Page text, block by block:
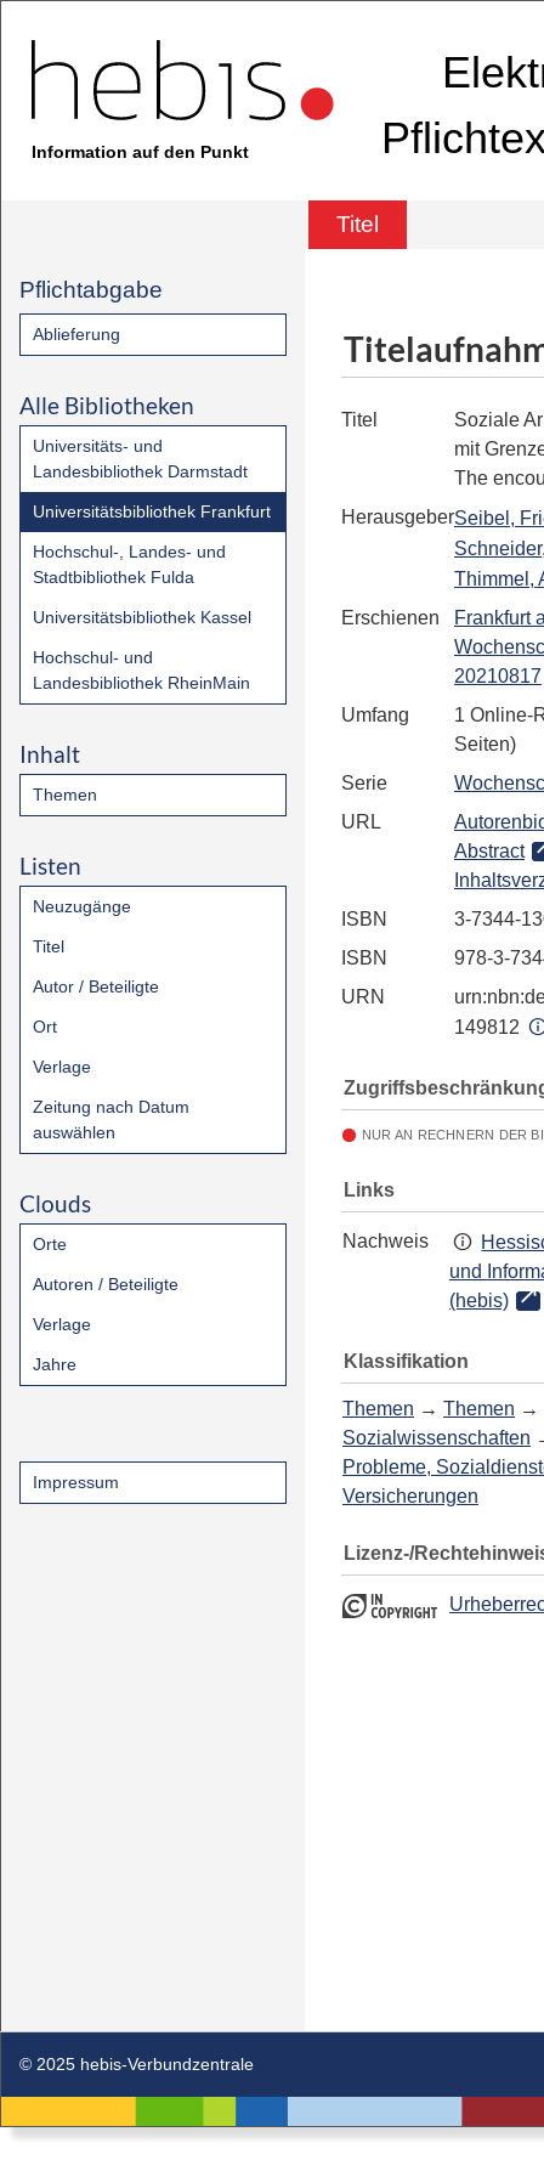
Information auf den Punkt
Titel
Pflichtabgabe
Ablieferung
Alle Bibliotheken
Universitäts- und
Landesbibliothek Darmstadt
Universitätsbibliothek Frankfurt
Hochschul-, Landes- und
Stadtbibliothek Fulda
Universitätsbibliothek Kassel
Hochschul- und
Landesbibliothek RheinMain
Inhalt
Themen
Listen
Neuzugänge
Titel
Autor / Beteiligte
Ort
Verlage
Zeitung nach Datum
auswählen
Clouds
Orte
Autoren / Beteiligte
Verlage
Jahre
Impressum
Titel
Soziale
mit
The
HerausgeberSeibel,
Thimmel,
Erschienen
Frankfurt
20210817
Umfang
1 Online-
Seiten)
Serie
URL
Abstract
ISBN
3-7344-
ISBN
978-3-
URN
149812
NUR AN RECHNERN DER
Links
Nachweis
und
(hebis)
Klassifikation
Themen → Themen →
Sozialwissenschaften
Probleme,
Versicherungen
Lizenz-/
© 2025 hebis-Verbundzentrale